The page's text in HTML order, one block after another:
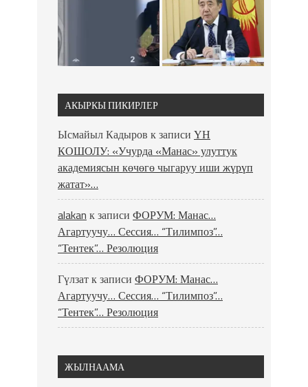
АКЫРКЫ ПИКИРЛЕР
Ысмайыл Кадыров к записи ҮН
КОШОЛУ: «Учурда «Манас» улуттук
академиясын көчөгө чыгаруу иши жүрүп
жатат»…
alakan к записи ФОРУМ: Манас…
Агартуучу… Сессия… “Тилимпоз”…
“Тентек”… Резолюция
Гүлзатк записи ФОРУМ: Манас…
Агартуучу… Сессия… “Тилимпоз”…
“Тентек”… Резолюция
ЖЫЛНААМА